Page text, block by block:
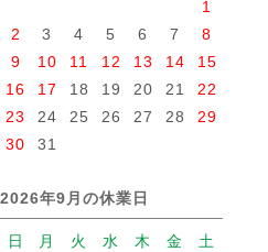
1
2
3 4 5 6 7
8
9
10 11 12 13 14
15
16
17 18 19 20 21
22
23
24 25 26 27 28
29
30
31
2026年9月の休業日
日 月 火 水 木 金
土